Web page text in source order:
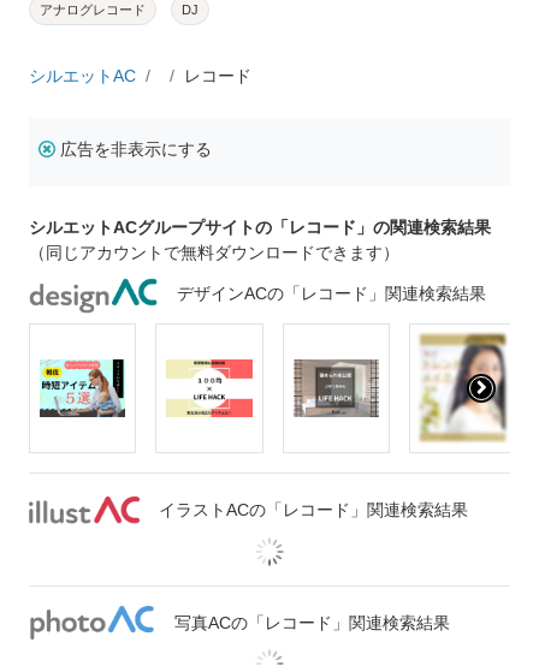
アナログレコード DJ
シルエットAC レコード
広告を非表示にする
シルエットACグループサイトの「レコード」の関連検索結果
（同じアカウントで無料ダウンロードできます）
デザインACの「レコード」関連検索結果
イラストACの「レコード」関連検索結果
写真ACの「レコード」関連検索結果